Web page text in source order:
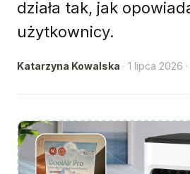
działa tak, jak
użytkownicy.
Katarzyna Kowalska · 1 lipca 2026